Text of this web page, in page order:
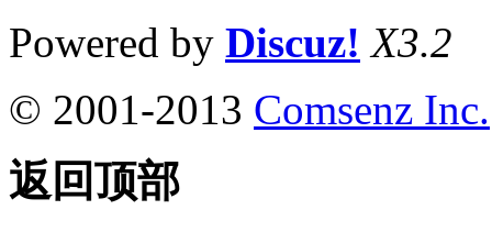
Powered by Discuz! X3.2
© 2001-2013 Comsenz Inc.
返回顶部